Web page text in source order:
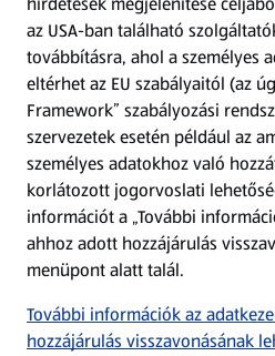
Árcsökkentés
Adattörlő alkalmazás
Szervizpont
(új oldalon nyílik meg)
Fedezz fel minket az
Töltsd le az ALDI
az USA-ban található
továbbításra, ahol a személyes
eltérhet az EU szabályaitól (az
Framework” szabályozási
szervezetek esetén például az
személyes adatokhoz való
korlátozott jogorvoslati
információt a „További
ahhoz adott hozzájárulás
menüpont alatt talál.
További információk az
hozzájárulás visszavonásának